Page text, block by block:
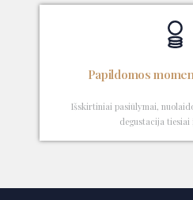
Papildomos
Išskirtiniai pasiūlymai,
degustacija tiesiai